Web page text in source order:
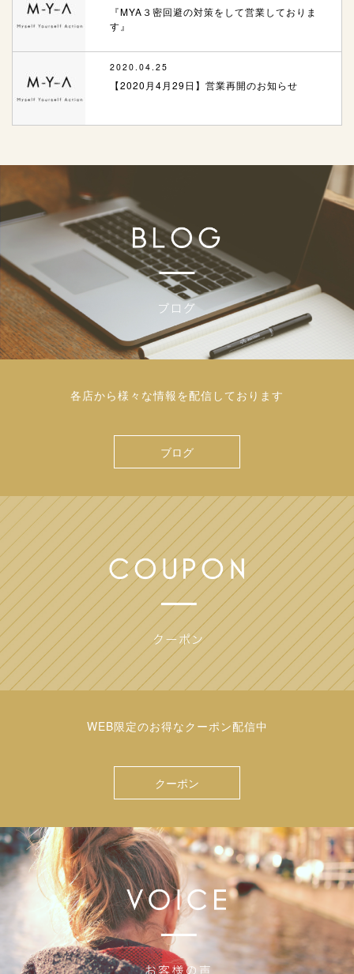
『MYA３密回避の対策をして営業しておりま
す』
2020.04.25
【2020月4月29日】営業再開のお知らせ
各店から様々な情報を配信しております
ブログ
WEB限定のお得なクーポン配信中
クーポン